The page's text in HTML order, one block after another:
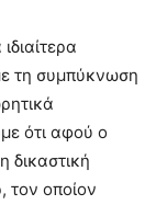
τη συμπύκνωση
ότι αφού ο
δικαστική
τον οποίον